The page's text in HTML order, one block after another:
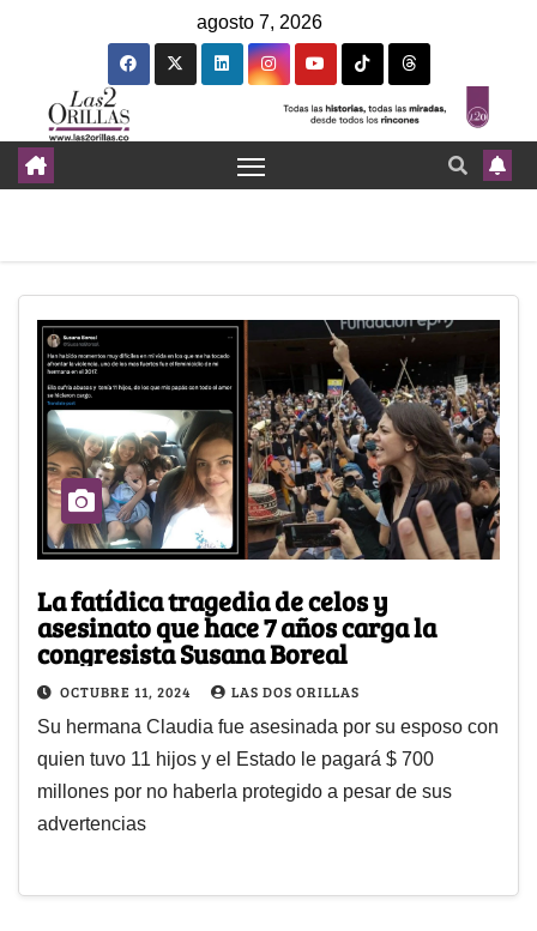
agosto 7, 2026
La fatídica tragedia de celos y
asesinato que hace 7 años carga la
congresista Susana Boreal
OCTUBRE 11, 2024 LAS DOS ORILLAS
Su hermana Claudia fue asesinada por su esposo con
quien tuvo 11 hijos y el Estado le pagará $ 700
millones por no haberla protegido a pesar de sus
advertencias